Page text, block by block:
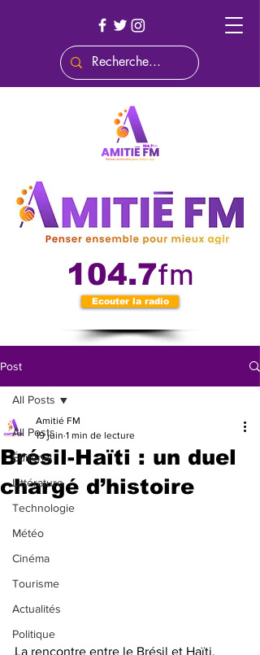
104.7fm
Ecouter la radio
Post
All Posts
Éditorial
Littérature
Technologie
Météo
Cinéma
Tourisme
Actualités
Politique
All Posts
Brésil-Haïti : un duel
chargé d’histoire
Amitié FM
19 juin 1 min de lecture
La rencontre entre le Brésil et Haïti,